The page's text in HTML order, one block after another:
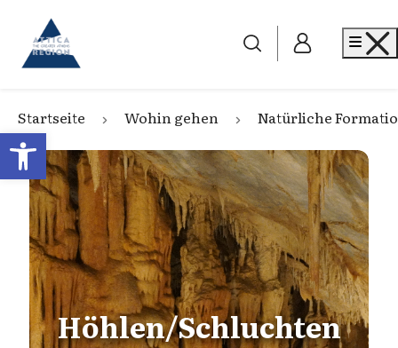
Open toolbar
Go to home
Startseite Wohin gehen Natürliche
Höhlen/Schluchten